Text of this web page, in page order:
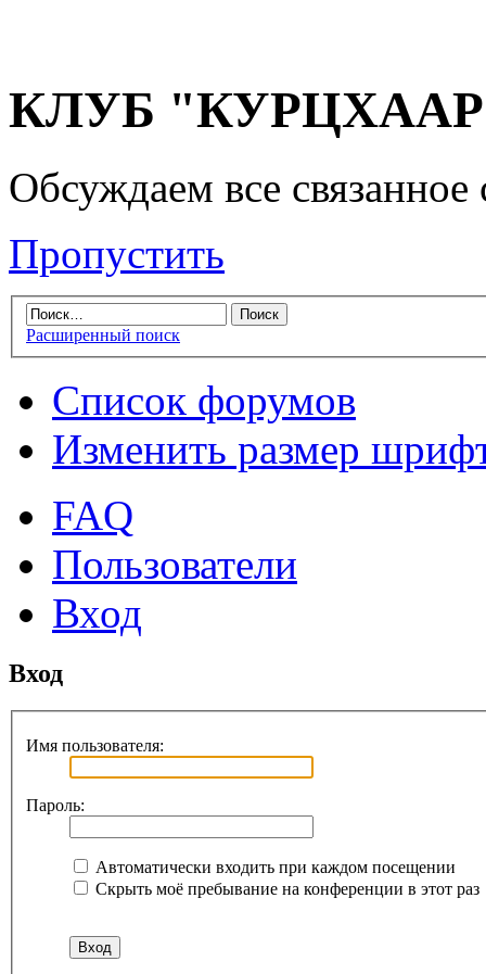
КЛУБ "КУРЦХААР"
Обсуждаем все
Пропустить
Расширенный поиск
Список форумов
Изменить размер
FAQ
Пользователи
Вход
Вход
Имя пользователя:
Пароль:
Автоматически входить при каждом посещении
Скрыть моё пребывание на конференции в этот раз